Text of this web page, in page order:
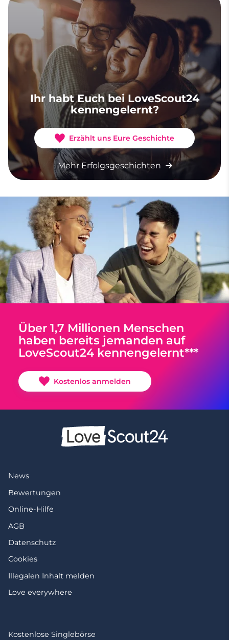
Ihr habt Euch bei LoveScout24
kennengelernt?
Erzählt uns Eure Geschichte
Mehr Erfolgsgeschichten
Über 1,7 Millionen Menschen
haben bereits jemanden auf
LoveScout24 kennengelernt***
Kostenlos anmelden
News
Bewertungen
Online-Hilfe
AGB
Datenschutz
Cookies
Illegalen Inhalt melden
Love everywhere
Kostenlose Singlebörse